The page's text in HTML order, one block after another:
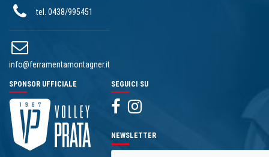
tel. 0438/995451
info@ferramentamontagner.it
SPONSOR UFFICIALE SEGUICI SU
NEWSLETTER